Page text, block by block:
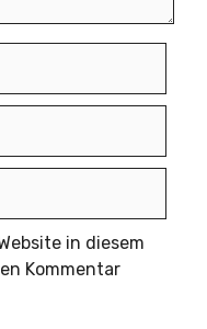
in diesem
Kommentar